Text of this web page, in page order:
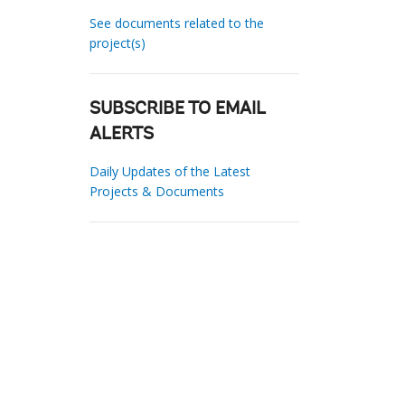
See documents related to the
project(s)
SUBSCRIBE TO EMAIL
ALERTS
Daily Updates of the Latest
Projects & Documents